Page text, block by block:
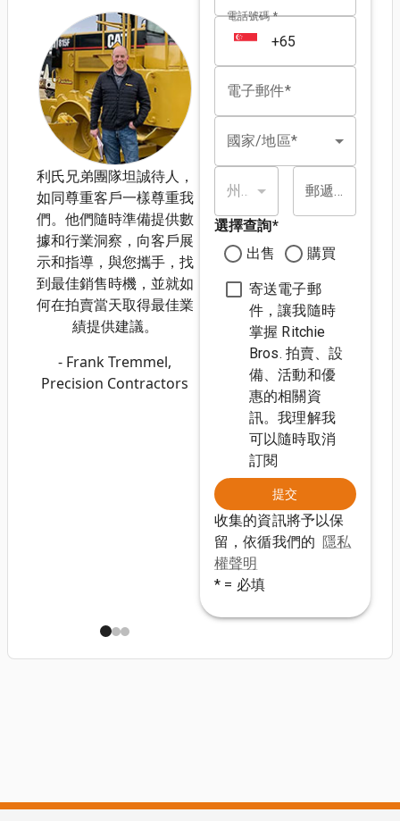
電話號碼 *
電子郵件*
國家/地區*
州/省* 郵遞區號*
選擇查詢*
出售
購買
寄送電子郵
件，讓我隨時
掌握 Ritchie
Bros. 拍賣、設
備、活動和優
惠的相關資
訊。我理解我
可以隨時取消
訂閱
提交
收集的資訊將予以保
留，依循我們的 隱私
權聲明
* = 必填
利氏兄弟團隊坦誠待人，
如同尊重客戶一樣尊重我
們。他們隨時準備提供數
據和行業洞察，向客戶展
示和指導，與您攜手，找
到最佳銷售時機，並就如
何在拍賣當天取得最佳業
績提供建議。
- Frank Tremmel,
Precision Contractors